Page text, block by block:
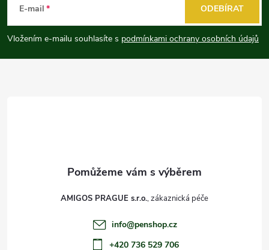
p
a
E-mail
Vložením e-mailu souhlasíte s podmínkami ochrany osobních údajů
ODEBÍRAT
AMIGOS PRAGUE s.r.o.
info@penshop.cz
+420 736 529 706